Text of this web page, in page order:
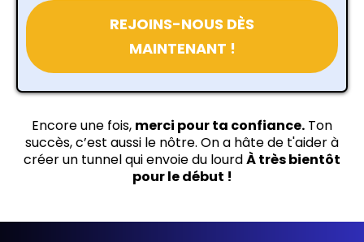
REJOINS-NOUS DÈS
MAINTENANT !
Encore une fois, merci pour ta confiance. Ton
succès, c’est aussi le nôtre. On a hâte de t'aider à
créer un tunnel qui envoie du lourdÀ très bientôt
pour le début !